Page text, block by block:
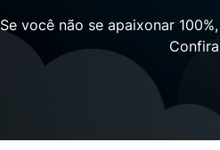
Se você não se apaixonar